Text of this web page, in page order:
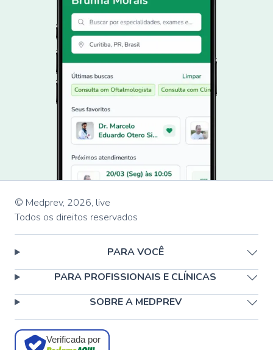
© Medprev, 2026, live
Todos os direitos reservados
PARA VOCÊ
PARA PROFISSIONAIS E CLÍNICAS
SOBRE A MEDPREV
Verificada por